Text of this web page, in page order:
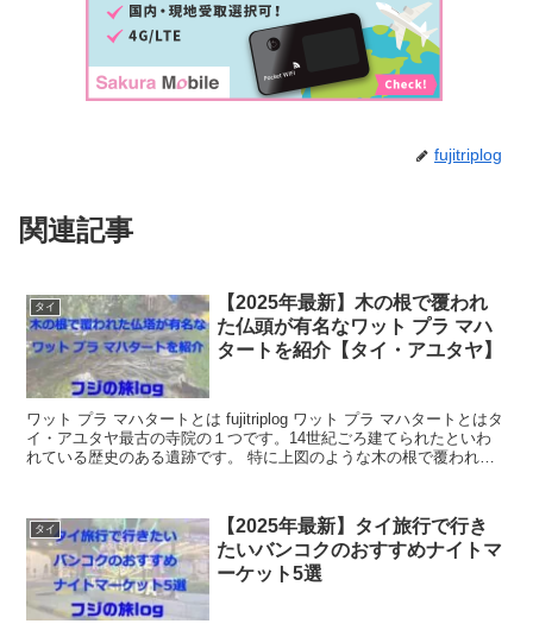
fujitriplog
関連記事
タイ
【2025年最新】木の根で覆われ
た仏頭が有名なワット プラ マハ
タートを紹介【タイ・アユタヤ】
ワット プラ マハタートとは fujitriplog ワット プラ マハタートとはタ
イ・アユタヤ最古の寺院の１つです。14世紀ごろ建てられたといわ
れている歴史のある遺跡です。 特に上図のような木の根で覆われた
タイ
【2025年最新】タイ旅行で行き
たいバンコクのおすすめナイトマ
ーケット5選